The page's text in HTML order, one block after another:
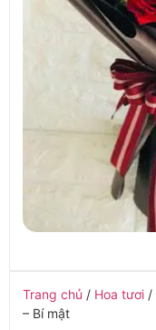
Trang chủ / Hoa tươi /
– Bí mật